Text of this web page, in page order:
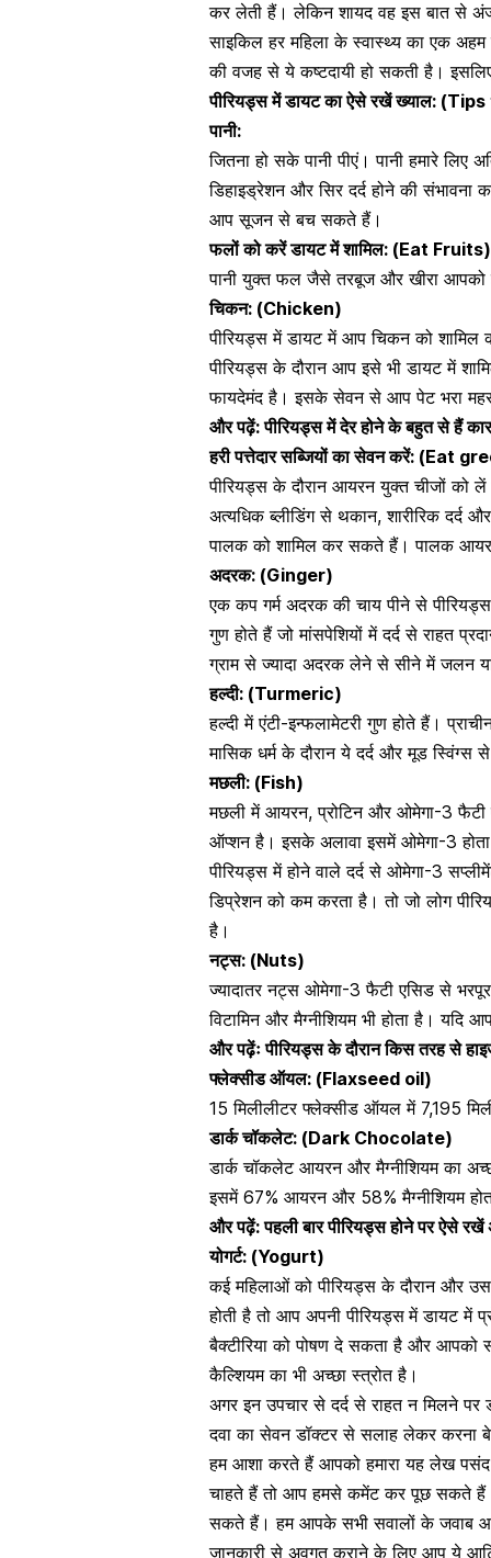
कर लेती हैं। लेकिन शायद वह इस बात से
साइकिल हर महिला के स्वास्थ्य का एक
की वजह से ये कष्टदायी हो सकती है।
पीरियड्स में डायट का ऐसे रखें ख्याल:
पानी:
जितना हो सके पानी पीएं। पानी हमारे
डिहाइड्रेशनऔर सिर दर्द होने की संभावना
आप सूजन से बच सकते हैं।
फलों को करें डायट में शामिल: (Eat Fruits)
पानी युक्त फल जैसे तरबूज और खीरा आपको
चिकन: (Chicken)
पीरियड्स में डायट में आप चिकन को
पीरियड्स के दौरान आप इसे भी डायट में
फायदेमंद है। इसके सेवन से आप पेट भरा
और पढ़ें:पीरियड्स में देर होने के बहुत से हैं
हरी पत्तेदार सब्जियों का सेवन करें:
पीरियड्स के दौरान आयरन युक्त चीजों को लें
अत्यधिक ब्लीडिंग से थकान, शारीरिक दर्द
पालकको शामिल कर सकते हैं। पालक
अदरक: (Ginger)
एक कप गर्म अदरक की चाय पीने से
गुण होते हैं जो मांसपेशियों में दर्द से राहत
ग्राम से ज्यादा अदरक लेने से सीने में जलन
हल्दी: (Turmeric)
हल्दी में एंटी-इन्फलामेटरी गुण होते हैं।
मासिक धर्म के दौरान ये दर्द और मूड
मछली: (Fish)
मछली में आयरन, प्रोटिन और ओमेगा-3 फैटी
ऑप्शन है। इसके अलावा इसमें ओमेगा-3
पीरियड्स में होने वाले दर्द से ओमेगा-3
डिप्रेशनको कम करता है। तो जो लोग
है।
नट्स: (Nuts)
ज्यादातर नट्स ओमेगा-3 फैटी एसिड से
विटामिन और मैग्नीशियम भी होता है।
और पढ़ेंःपीरियड्स के दौरान किस तरह से
फ्लेक्सीड ऑयल: (Flaxseed oil)
15 मिलीलीटर फ्लेक्सीड ऑयल में 7,195
डार्कचॉकलेट: (Dark Chocolate)
डार्क चॉकलेट आयरन और मैग्नीशियम का
इसमें 67% आयरन और 58% मैग्नीशियम
और पढ़ें:पहली बार पीरियड्स होने पर ऐसे
योगर्ट: (Yogurt)
कई महिलाओं को पीरियड्स के दौरान और
होती है तो आप अपनी पीरियड्स में डायट में
बैक्टीरिया को पोषण दे सकता है और आपको
कैल्शियमका भी अच्छा स्त्रोत है।
अगर इन उपचार से दर्द से राहत न मिलने
दवा का सेवन डॉक्टर से सलाह लेकर करना
हम आशा करते हैं आपको हमारा यह लेख पसंद
चाहते हैं तो आप हमसे कमेंट कर पूछ सकते
सकते हैं। हम आपके सभी सवालों के जवाब
जानकारी से अवगत कराने के लिए आप ये